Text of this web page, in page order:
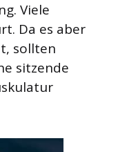
Viele
Da es aber
sollten
sitzende